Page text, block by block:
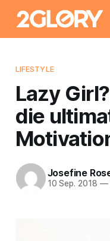
LIFESTYLE
Lazy
die
Josefine
10 Sep. 2018 —